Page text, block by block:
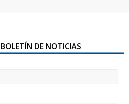
DE NOTICIAS